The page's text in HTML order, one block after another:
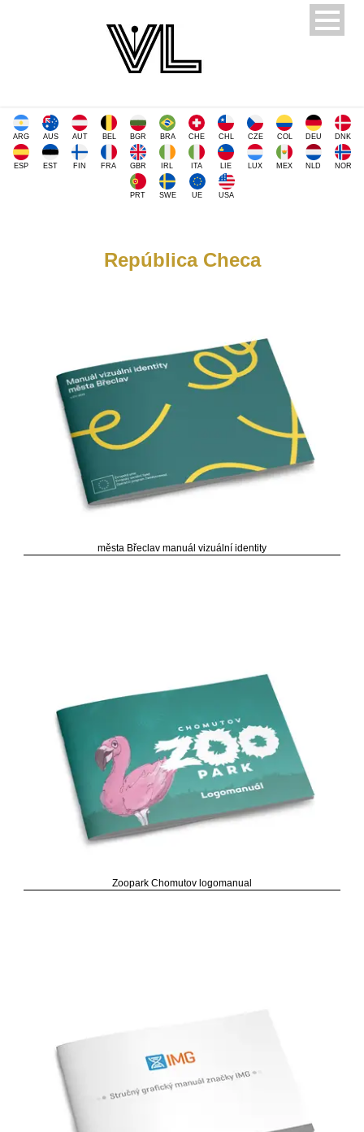
ARG AUS AUT BEL BGR BRA CHE CHL CZE COL DEU DNK
ESP EST FIN FRA GBR IRL ITA LIE LUX MEX NLD NOR
PRT SWE UE USA
República Checa
města Břeclav manuál vizuální identity
Zoopark Chomutov logomanual